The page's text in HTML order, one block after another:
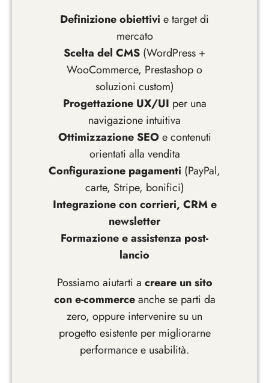
Definizione obiettivi e target di
mercato
Scelta del CMS (WordPress +
WooCommerce, Prestashop o
soluzioni custom)
Progettazione UX/UI per una
navigazione intuitiva
Ottimizzazione SEOe contenuti
orientati alla vendita
Configurazione pagamenti (PayPal,
carte, Stripe, bonifici)
Integrazione con corrieri, CRM e
newsletter
Formazione e assistenza post-
lancio
Possiamo aiutarti a creare un sito
con e-commerceanche se parti da
zero, oppure intervenire su un
progetto esistente per migliorarne
performance e usabilità.